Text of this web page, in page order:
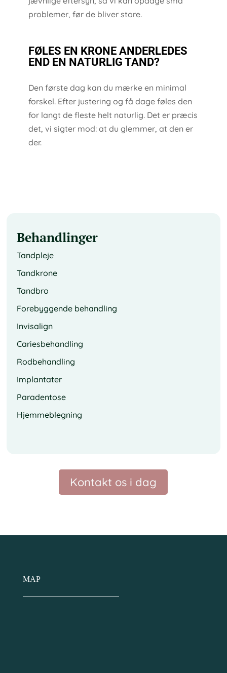
problemer, før de bliver store.
FØLES EN KRONE ANDERLEDES
END EN NATURLIG TAND?
Den første dag kan du mærke en minimal
forskel. Efter justering og få dage føles den
for langt de fleste helt naturlig. Det er præcis
det, vi sigter mod: at du glemmer, at den er
der.
Behandlinger
Tandpleje
Tandkrone
Tandbro
Forebyggende behandling
Invisalign
Cariesbehandling
Rodbehandling
Implantater
Paradentose
Hjemmeblegning
Kontakt os i dag
MAP